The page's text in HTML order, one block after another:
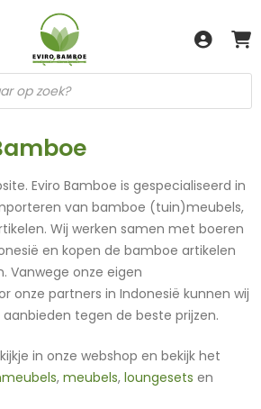
Eviro Bamboe is gespecialiseerd in
van bamboe (tuin)meubels,
Wij werken samen met boeren
en kopen de bamboe artikelen
Vanwege onze eigen
onze partners in Indonesië kunnen wij
tegen de beste prijzen.
in onze webshop en bekijk het
, meubels, loungesets en